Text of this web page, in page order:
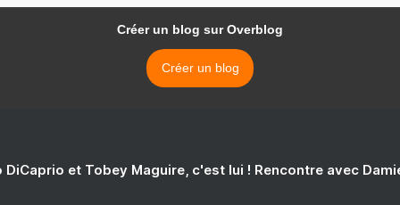
Créer un blog sur Overblog
Créer un blog
DiCaprio et Tobey Maguire, c'est lui ! Rencontre avec